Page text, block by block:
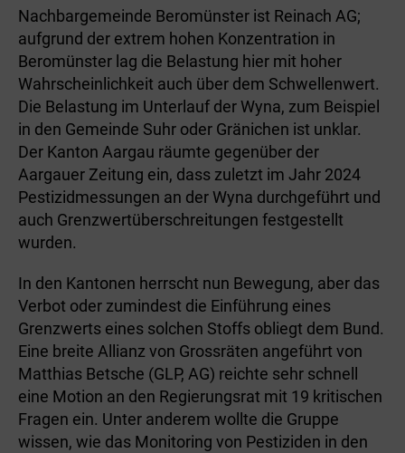
Nachbargemeinde Beromünster ist Reinach AG;
aufgrund der extrem hohen Konzentration in
Beromünster lag die Belastung hier mit hoher
Wahrscheinlichkeit auch über dem Schwellenwert.
Die Belastung im Unterlauf der Wyna, zum Beispiel
in den Gemeinde Suhr oder Gränichen ist unklar.
Der Kanton Aargau räumte gegenüber der
Aargauer Zeitung ein, dass zuletzt im Jahr 2024
Pestizidmessungen an der Wyna durchgeführt und
auch Grenzwertüberschreitungen festgestellt
wurden.
In den Kantonen herrscht nun Bewegung, aber das
Verbot oder zumindest die Einführung eines
Grenzwerts eines solchen Stoffs obliegt dem Bund.
Eine breite Allianz von Grossräten angeführt von
Matthias Betsche (GLP, AG) reichte sehr schnell
eine Motion an den Regierungsrat mit 19 kritischen
Fragen ein. Unter anderem wollte die Gruppe
wissen, wie das Monitoring von Pestiziden in den